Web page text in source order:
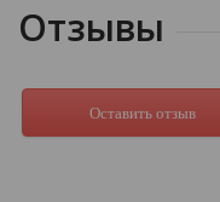
Отзывы
Оставить отзыв